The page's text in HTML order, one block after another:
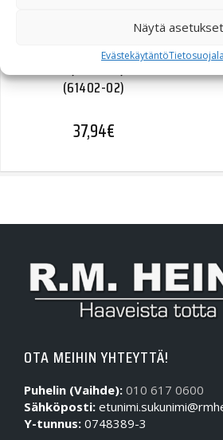
Näytä asetukset
Evästekäytäntö
GASKET,TOP PLT,FTANK
(61402-02)
37,94€
OTA MEIHIN YHTEYTTÄ!
Puhelin (Vaihde): 010 617 0600
Sähköposti:
Y-tunnus: 0748389-3